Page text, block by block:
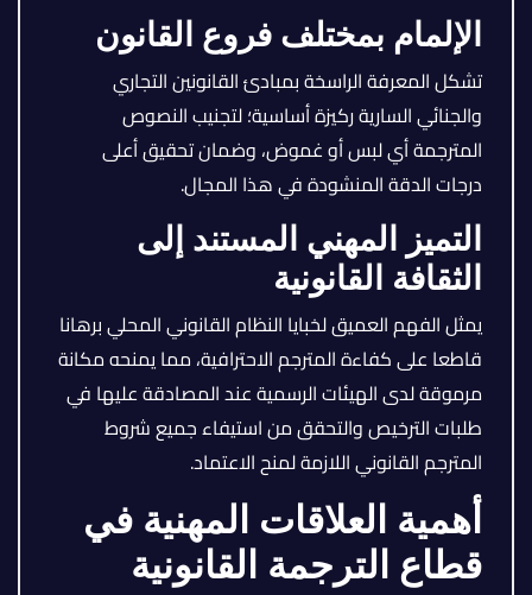
الإلمام بمختلف فروع القانون
تشكل المعرفة الراسخة بمبادئ القانونين التجاري
والجنائي السارية ركيزة أساسية؛ لتجنيب النصوص
المترجمة أي لبس أو غموض، وضمان تحقيق أعلى
درجات الدقة المنشودة في هذا المجال.
التميز المهني المستند إلى
الثقافة القانونية
يمثل الفهم العميق لخبايا النظام القانوني المحلي برهانا
قاطعا على كفاءة المترجم الاحترافية، مما يمنحه مكانة
مرموقة لدى الهيئات الرسمية عند المصادقة عليها في
طلبات الترخيص والتحقق من استيفاء جميع شروط
المترجم القانوني اللازمة لمنح الاعتماد.
أهمية العلاقات المهنية في
قطاع الترجمة القانونية